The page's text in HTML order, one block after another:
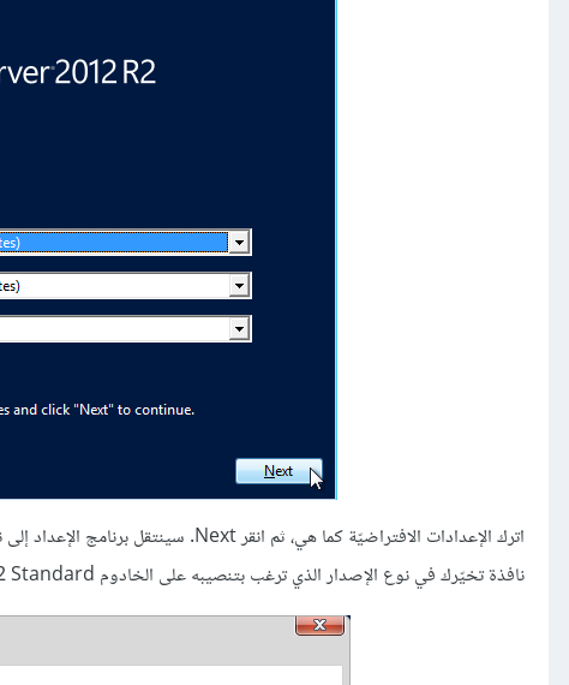
نافذة تخيّرك في نوع الإصدار الذي ترغب بتنصيبه على الخادوم Windows Server 2012 R2 Standard أو Windows Server 2012 R2 Datacenter: